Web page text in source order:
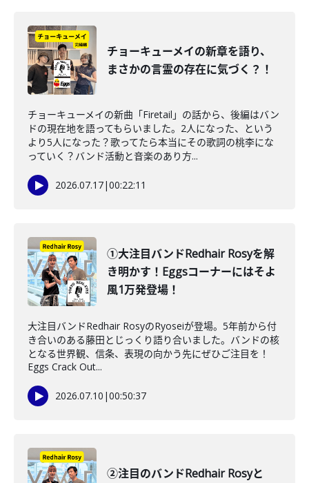
チョーキューメイの新章を語り、
まさかの言霊の存在に気づく？！
チョーキューメイの新曲「Firetail」の話から、後編はバン
ドの現在地を語ってもらいました。2人になった、という
より5人になった？歌ってたら本当にその歌詞の桃李にな
っていく？バンド活動と音楽のあり方...
2026.07.17|00:22:11
①大注目バンドRedhair Rosyを解
き明かす！Eggsコーナーにはそよ
風1万発登場！
大注目バンドRedhair RosyのRyoseiが登場。5年前から付
き合いのある藤田とじっくり語り合いました。バンドの核
となる世界観、信条、表現の向かう先にぜひご注目を！
Eggs Crack Out...
2026.07.10 |00:50:37
②注目のバンドRedhair Rosyと